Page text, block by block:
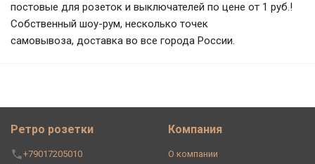
постовые для розеток и выключателей по цене от 1 руб.!
Собственный шоу-рум, несколько точек
самовывоза, доставка во все города России.
Ретро розетки
+79017205010
Компания
О компании